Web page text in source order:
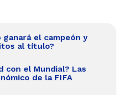
ganará el campeón y
al título?
con el Mundial? Las
de la FIFA